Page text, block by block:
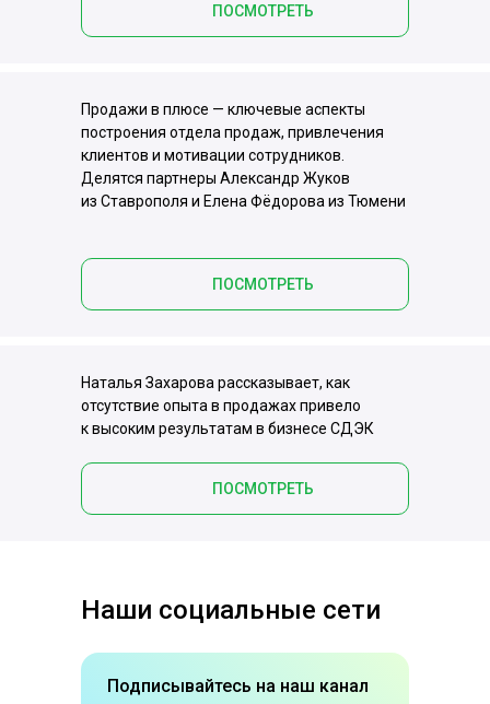
Наталья Захарова рассказывает, как
отсутствие опыта в продажах привело
к высоким результатам в бизнесе СДЭК
Продажи в плюсе — ключевые аспекты
построения отдела продаж, привлечения
клиентов и мотивации сотрудников.
Делятся партнеры Александр Жуков
из Ставрополя и Елена Фёдорова из Тюмени
ПОСМОТРЕТЬ
ПОСМОТРЕТЬ
ПОСМОТРЕТЬ
Наши социальные сети
Подписывайтесь на наш канал